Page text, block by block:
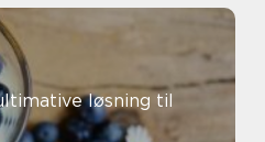
løsning til